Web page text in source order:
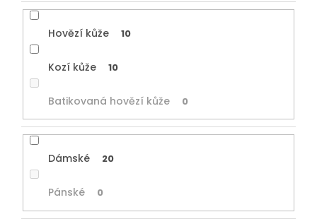
Hovězí kůže 10
Kozí kůže 10
Batikovaná hovězí kůže 0
Dámské 20
Pánské 0